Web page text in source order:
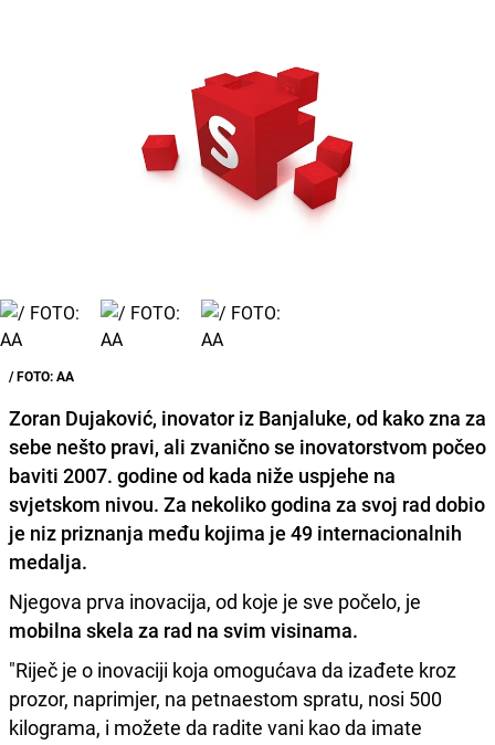
/ FOTO: AA
Zoran Dujaković, inovator iz Banjaluke, od kako zna za
sebe nešto pravi, ali zvanično se inovatorstvom počeo
baviti 2007. godine od kada niže uspjehe na
svjetskom nivou. Za nekoliko godina za svoj rad dobio
je niz priznanja među kojima je 49 internacionalnih
medalja.
Njegova prva inovacija, od koje je sve počelo, je
mobilna skela za rad na svim visinama.
"Riječ je o inovaciji koja omogućava da izađete kroz
prozor, naprimjer, na petnaestom spratu, nosi 500
kilograma, i možete da radite vani kao da imate